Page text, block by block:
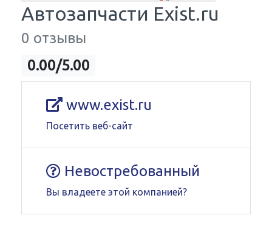
Автозапчасти Exist.ru
0 отзывы
0.00/5.00
www.exist.ru
Посетить веб-сайт
Невостребованный
Вы владеете этой компанией?